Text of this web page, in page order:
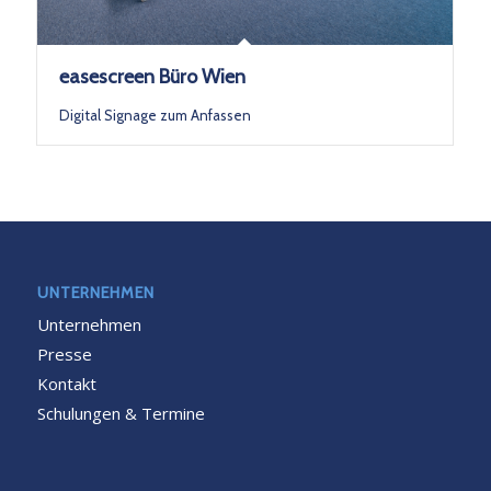
easescreen Büro Wien
Digital Signage zum Anfassen
UNTERNEHMEN
Unternehmen
Presse
Kontakt
Schulungen & Termine